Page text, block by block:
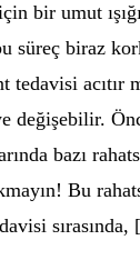
bir umut
süreç biraz
tedavisi acıtır
değişebilir.
bazı
Bu